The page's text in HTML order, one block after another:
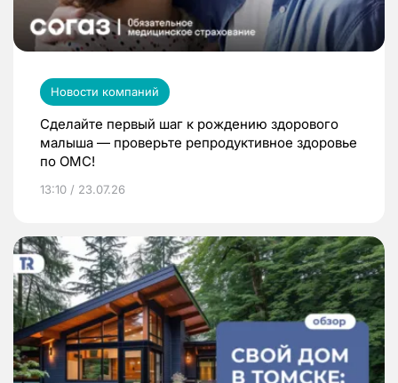
Новости компаний
Сделайте первый шаг к рождению здорового
малыша — проверьте репродуктивное здоровье
по ОМС!
13:10 / 23.07.26